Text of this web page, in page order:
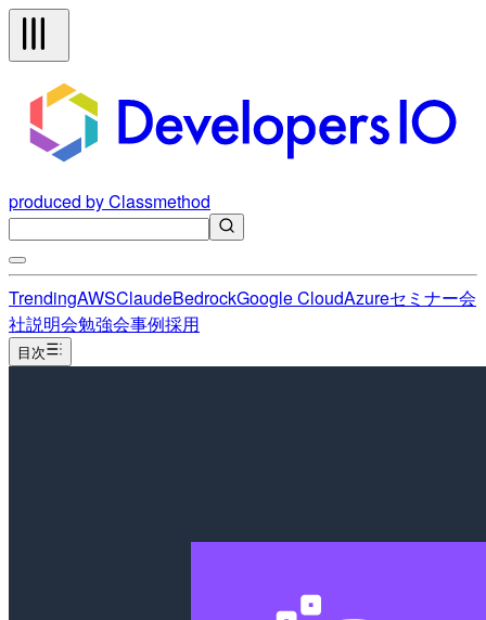
produced by Classmethod
TrendingAWSClaudeBedrockGoogle CloudAzureセミナー会
社説明会勉強会事例採用
目次